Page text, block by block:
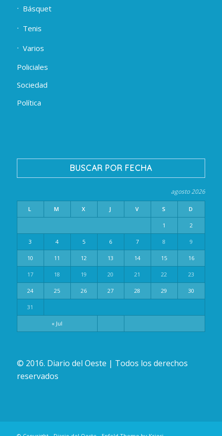
Básquet
Tenis
Varios
Policiales
Sociedad
Política
BUSCAR POR FECHA
agosto 2026
L M X J V S D
« Jul
1 2
3 4 5 6 7 8 9
10 11 12 13 14 15 16
17 18 19 20 21 22 23
24 25 26 27 28 29 30
31
© 2016. Diario del Oeste | Todos los derechos
reservados